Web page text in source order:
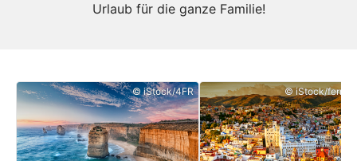
Urlaub für die ganze Familie!
© iStock/4FR © iStock/